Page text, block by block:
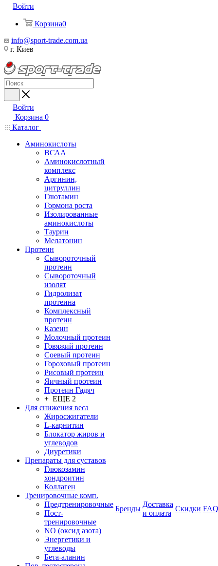
Войти
Корзина0
info@sport-trade.com.ua
г. Киев
Войти
Корзина 0
Каталог
Аминокислоты
ВСАА
Аминокислотный
комплекс
Аргинин,
цитруллин
Глютамин
Гормона роста
Изолированные
аминокислоты
Таурин
Мелатонин
Протеин
Сывороточный
протеин
Сывороточный
изолят
Гидролизат
протеина
Комплексный
протеин
Казеин
Молочный протеин
Говяжий протеин
Соевый протеин
Гороховый протеин
Рисовый протеин
Яичный протеин
Протеин Гадяч
+ ЕЩЕ 2
Для снижения веса
Жиросжигатели
L-карнитин
Блокатор жиров и
углеводов
Диуретики
Препараты для суставов
Глюкозамин
хондроитин
Коллаген
Тренировочные комп.
Предтренировочные
Пост-
тренировочные
NO (оксид азота)
Энергетики и
углеводы
Бета-аланин
Бренды
Доставка
и оплата
Скидки FAQ